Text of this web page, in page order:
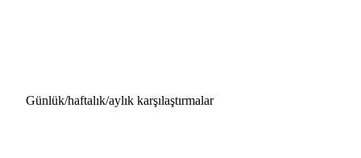
Günlük/haftalık/aylık karşılaştırmalar